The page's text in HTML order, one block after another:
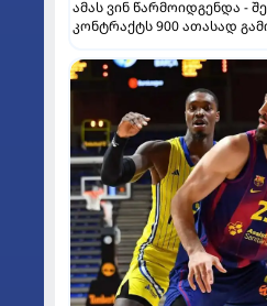
ამას ვინ წარმოიდგენდა -
კონტრაქტს 900 ათასად